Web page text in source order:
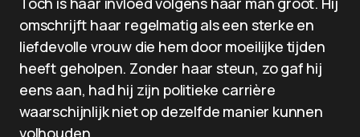
omschrijft haar regelmatig als een sterke en
liefdevolle vrouw die hem door moeilijke tijden
heeft geholpen. Zonder haar steun, zo gaf hij
eens aan, had hij zijn politieke carrière
waarschijnlijk niet op dezelfde manier kunnen
volhouden.